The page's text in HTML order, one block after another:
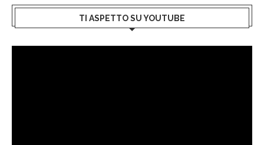
TI ASPETTO SU YOUTUBE